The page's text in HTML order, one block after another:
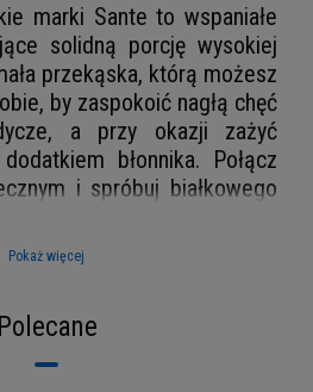
marki Sante to wspaniałe
solidną porcję wysokiej
przekąska, którą możesz
by zaspokoić nagłą chęć
a przy okazji zażyć
błonnika. Połącz
i spróbuj białkowego
Pokaż więcej
Polecane